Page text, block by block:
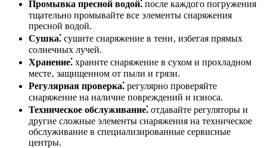
Промывка пресной водой⁚ после каждого погружения
тщательно промывайте все элементы снаряжения
пресной водой.
Сушка⁚ сушите снаряжение в тени‚ избегая прямых
солнечных лучей.
Хранение⁚ храните снаряжение в сухом и прохладном
месте‚ защищенном от пыли и грязи.
Регулярная проверка⁚ регулярно проверяйте
снаряжение на наличие повреждений и износа.
Техническое обслуживание⁚ отдавайте регуляторы и
другие сложные элементы снаряжения на техническое
обслуживание в специализированные сервисные
центры.